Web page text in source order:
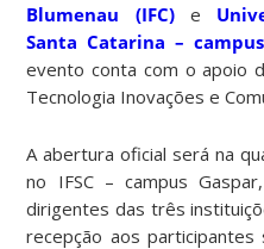
Blumenau (IFC)e
Santa Catarina –
evento conta com o apoio
Tecnologia Inovações e
A abertura oficial será na
no IFSC – campus
dirigentes das três
recepção aos